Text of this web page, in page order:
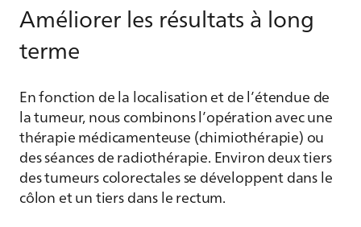
Améliorer les résultats à long
terme
En fonction de la localisation et de l’étendue de
la tumeur, nous combinons l’opération avec une
thérapie médicamenteuse (chimiothérapie) ou
des séances de radiothérapie. Environ deux tiers
des tumeurs colorectales se développent dans le
côlon et un tiers dans le rectum.